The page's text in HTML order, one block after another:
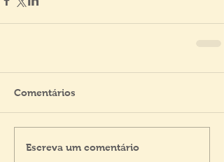
Comentários
Escreva um comentário